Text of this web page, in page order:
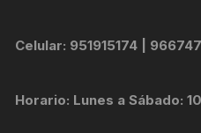
Celular: 951915174 |
Horario: Lunes a Sábado: